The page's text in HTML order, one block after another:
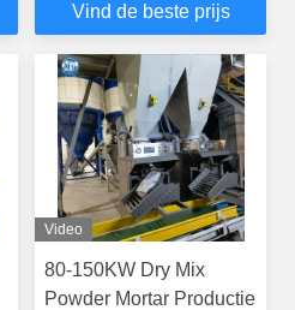
Cement Mixer
Kleefstoffabriek
Vind de beste prijs
Video
80-150KW Dry Mix
Powder Mortar Productie